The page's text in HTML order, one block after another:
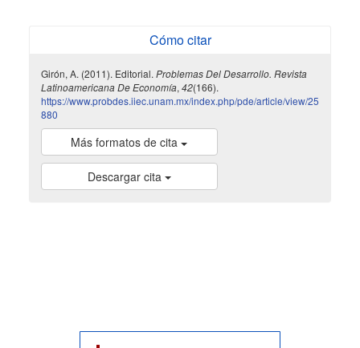
Cómo citar
Girón, A. (2011). Editorial. Problemas Del Desarrollo. Revista
Latinoamericana De Economía, 42(166).
https://www.probdes.iiec.unam.mx/index.php/pde/article/view/25
880
Más formatos de cita
Descargar cita